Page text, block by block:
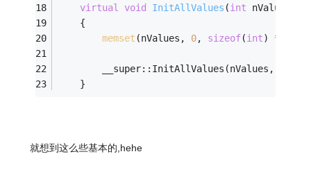
virtual
void InitAllValues (int
    {
memset (nValues, 0, sizeof(int) *
__super::InitAllValues(nValues,
    }
就想到这么些基本的,hehe